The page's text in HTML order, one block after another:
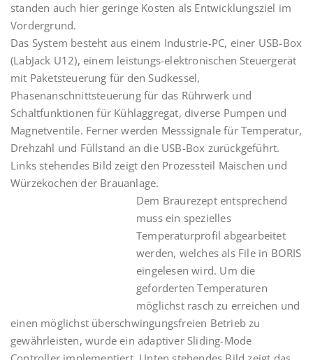
standen auch hier geringe Kosten als Entwicklungsziel im
Vordergrund.
Das System besteht aus einem Industrie-PC, einer USB-Box
(LabJack U12), einem leistungs-elektronischen Steuergerät
mit Paketsteuerung für den Sudkessel,
Phasenanschnittsteuerung für das Rührwerk und
Schaltfunktionen für Kühlaggregat, diverse Pumpen und
Magnetventile. Ferner werden Messsignale für Temperatur,
Drehzahl und Füllstand an die USB-Box zurückgeführt.
Links stehendes Bild zeigt den Prozessteil Maischen und
Würzekochen der Brauanlage.
Dem Braurezept entsprechend
muss ein spezielles
Temperaturprofil abgearbeitet
werden, welches als File in BORIS
eingelesen wird. Um die
geforderten Temperaturen
möglichst rasch zu erreichen und
einen möglichst überschwingungsfreien Betrieb zu
gewährleisten, wurde ein adaptiver Sliding-Mode